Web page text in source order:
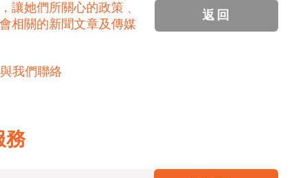
讓她們所關心的政策﹑
相關的新聞文章及傳媒
我們聯絡
返回
務